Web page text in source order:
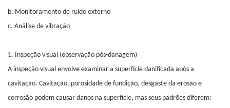
b. Monitoramento de ruído externo
c. Análise de vibração
1. Inspeção visual (observação pós-danagem)
A inspeção visual envolve examinar a superfície danificada após a
cavitação. Cavitação, porosidade de fundição, desgaste da erosão e
corrosão podem causar danos na superfície, mas seus padrões diferem: